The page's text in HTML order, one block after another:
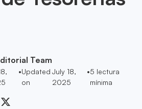
Team
•Updated
on
July 18,
2025
•5 lectura
mínima